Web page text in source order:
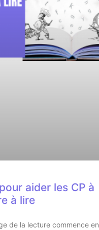
aider les CP à
à lire
de la lecture commence en